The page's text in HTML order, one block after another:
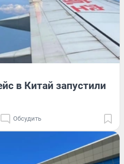
в Китай запустили
Обсудить